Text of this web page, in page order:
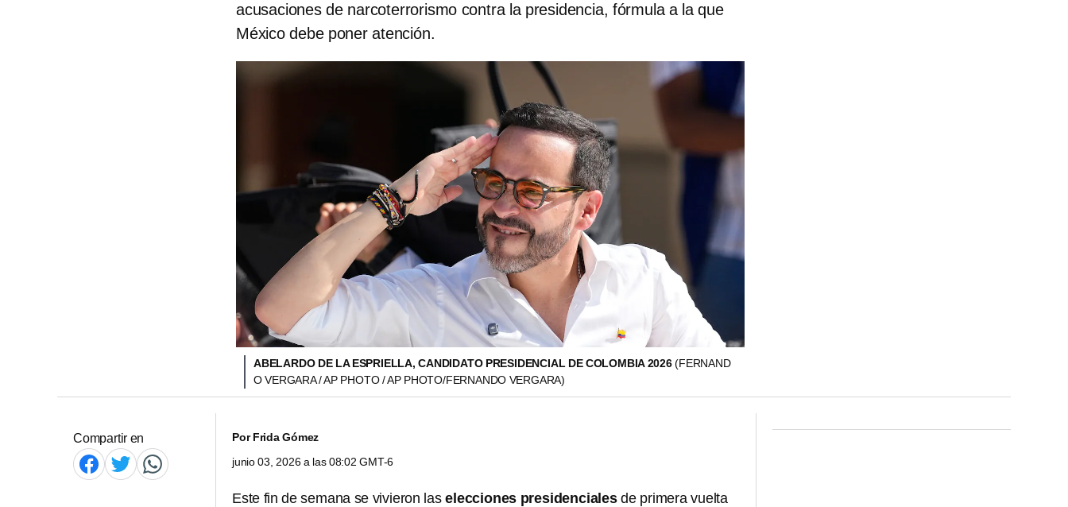
acusaciones de narcoterrorismo contra la presidencia, fórmula a la que
México debe poner atención.
ABELARDO DE LA ESPRIELLA, CANDIDATO PRESIDENCIAL DE COLOMBIA 2026(FERNAND
O VERGARA / AP PHOTO / AP PHOTO/FERNANDO VERGARA)
Compartir en PorFrida Gómez
junio 03, 2026 a las 08:02 GMT-6
Este fin de semana se vivieron laselecciones presidencialesde primera vuelta